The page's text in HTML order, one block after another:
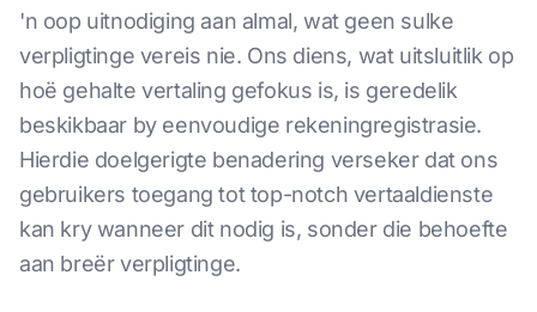
'n oop uitnodiging aan almal, wat geen sulke
verpligtinge vereis nie. Ons diens, wat uitsluitlik op
hoë gehalte vertaling gefokus is, is geredelik
beskikbaar by eenvoudige rekeningregistrasie.
Hierdie doelgerigte benadering verseker dat ons
gebruikers toegang tot top-notch vertaaldienste
kan kry wanneer dit nodig is, sonder die behoefte
aan breër verpligtinge.